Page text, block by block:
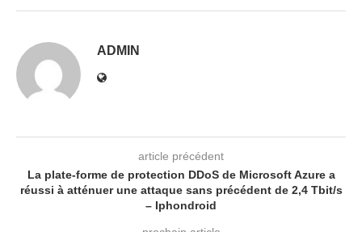
ADMIN
article précédent
La plate-forme de protection DDoS de Microsoft Azure a
réussi à atténuer une attaque sans précédent de 2,4 Tbit/s
– Iphondroid